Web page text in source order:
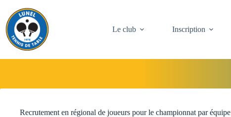
contenu
Le club
Inscription
Recrutement en régional de joueurs pour le championnat par équipe